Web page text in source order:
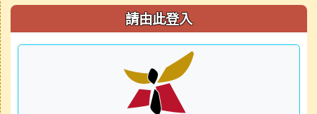
右邊區域內容 請由此登入